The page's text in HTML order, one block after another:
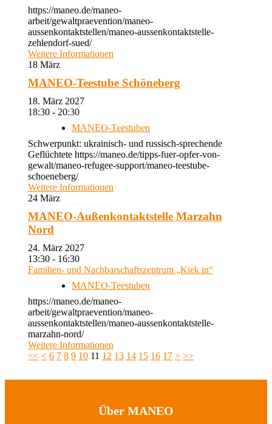
https://maneo.de/maneo-
arbeit/gewaltpraevention/maneo-
aussenkontaktstellen/maneo-aussenkontaktstelle-
zehlendorf-sued/
Weitere Informationen
18 März
MANEO-Teestube Schöneberg
18. März 2027
18:30 - 20:30
MANEO-Teestuben
Schwerpunkt: ukrainisch- und russisch-sprechende
Geflüchtete https://maneo.de/tipps-fuer-opfer-von-
gewalt/maneo-refugee-support/maneo-teestube-
schoeneberg/
Weitere Informationen
24 März
MANEO-Außenkontaktstelle Marzahn
Nord
24. März 2027
13:30 - 16:30
Familien- und Nachbarschaftszentrum „Kiek in“
MANEO-Teestuben
https://maneo.de/maneo-
arbeit/gewaltpraevention/maneo-
aussenkontaktstellen/maneo-aussenkontaktstelle-
marzahn-nord/
Weitere Informationen
<< < 6 7 8 9 10 11 12 13 14 15 16 17 > >>
Über MANEO